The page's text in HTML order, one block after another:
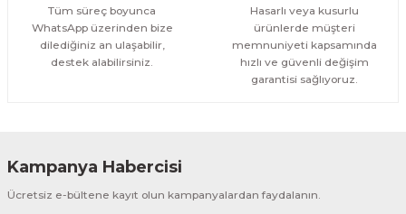
Tüm süreç boyunca
WhatsApp üzerinden bize
dilediğiniz an ulaşabilir,
destek alabilirsiniz.
Hasarlı veya kusurlu
ürünlerde müşteri
memnuniyeti kapsamında
hızlı ve güvenli değişim
garantisi sağlıyoruz.
Kampanya Habercisi
Ücretsiz e-bültene kayıt olun kampanyalardan faydalanın.